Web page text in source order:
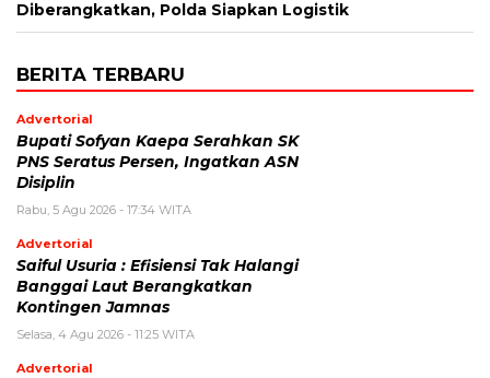
Diberangkatkan, Polda Siapkan Logistik
BERITA TERBARU
Advertorial
Bupati Sofyan Kaepa Serahkan SK
PNS Seratus Persen, Ingatkan ASN
Disiplin
Rabu, 5 Agu 2026 - 17:34 WITA
Advertorial
Saiful Usuria : Efisiensi Tak Halangi
Banggai Laut Berangkatkan
Kontingen Jamnas
Selasa, 4 Agu 2026 - 11:25 WITA
Advertorial